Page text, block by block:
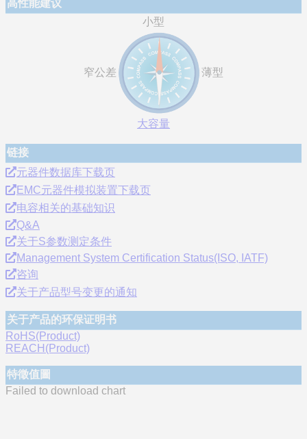
高性能建议
小型
窄公差 薄型
大容量
链接
元器件数据库下载页
EMC元器件模拟装置下载页
电容相关的基础知识
Q&A
关于S参数测定条件
Management System Certification Status(ISO, IATF)
咨询
关于产品型号变更的通知
关于产品的环保证明书
RoHS(Product)
REACH(Product)
特徵值圖
Failed to download chart